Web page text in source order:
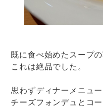
既に食べ始めたスープ
これは絶品でした。
思わずディナーメニュ
チーズフォンデュとコ